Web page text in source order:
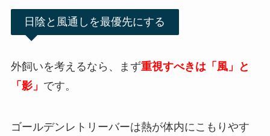
日陰と風通しを最優先にする
外飼いを考えるなら、まず重視すべきは「風」と
「影」 です。
ゴールデンレトリーバーは熱が体内にこもりやす